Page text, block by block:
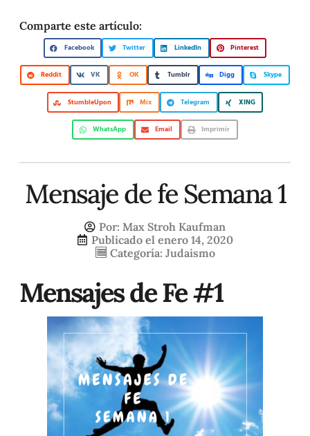
Comparte este artículo:
Facebook Twitter LinkedIn Pinterest
Reddit VK OK Tumblr Digg Skype
StumbleUpon Mix Telegram XING
WhatsApp Email Imprimir
Mensaje de fe Semana 1
Por: Max Stroh Kaufman
Publicado el enero 14, 2020
Categoría: Judaismo
Mensajes de Fe #1